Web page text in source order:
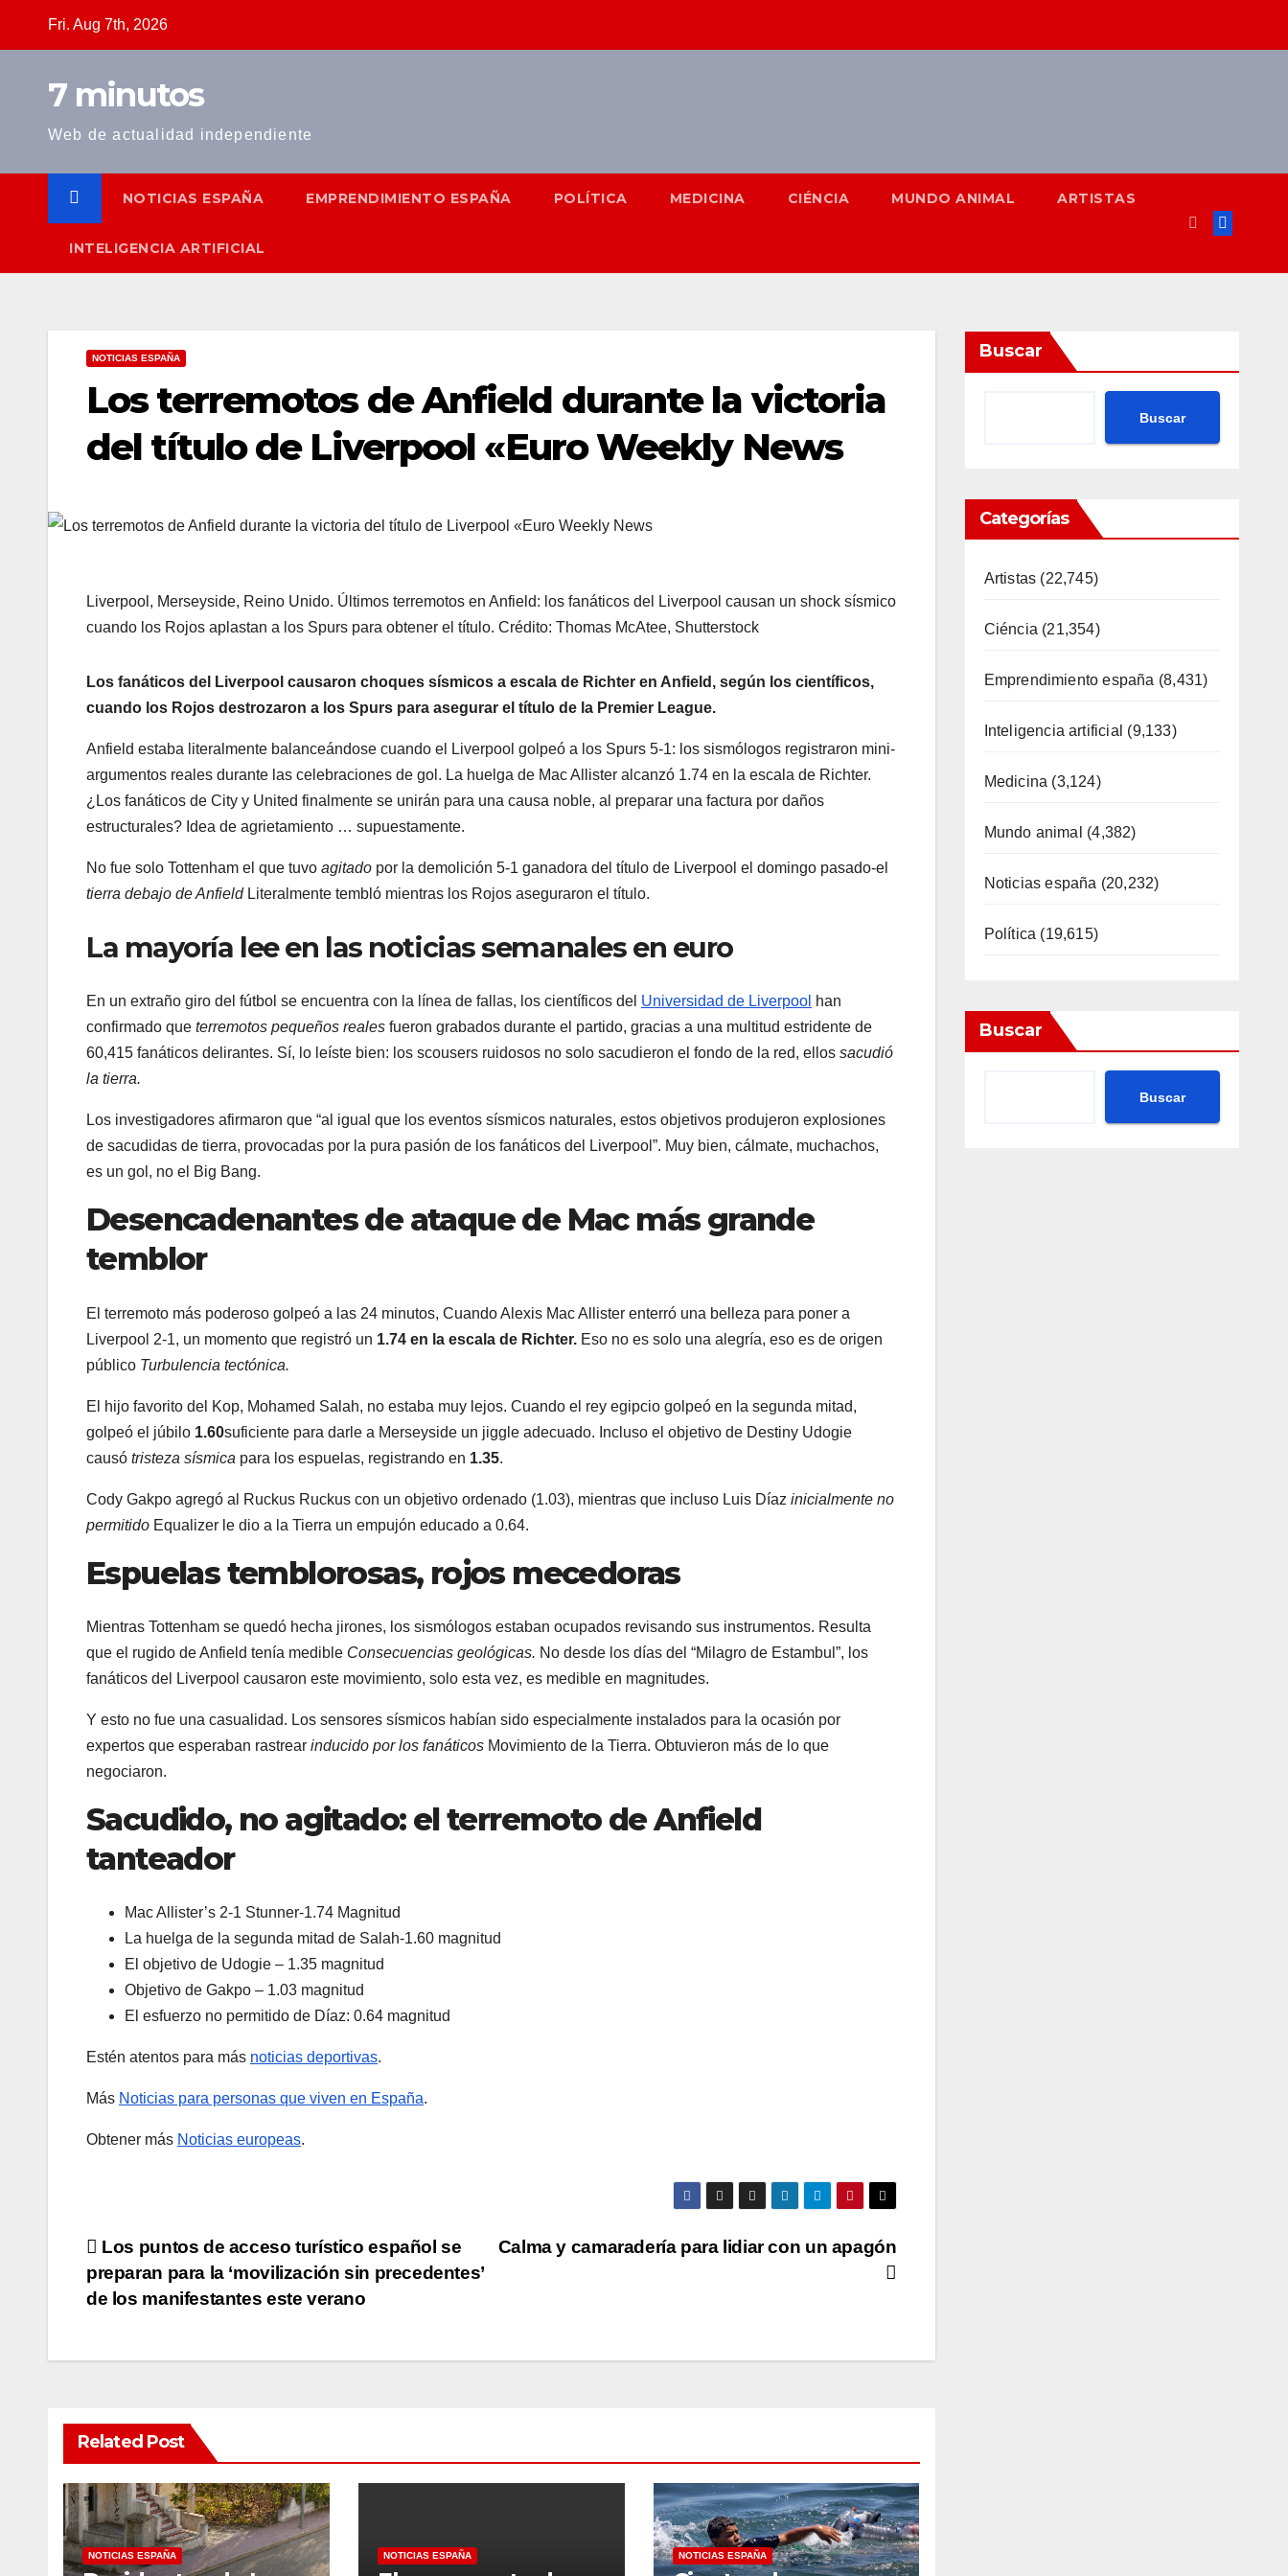
Fri. Aug 7th, 2026
7 minutos
Web de actualidad independiente
NOTICIAS ESPAÑA EMPRENDIMIENTO ESPAÑA POLÍTICA MEDICINA CIÉNCIA MUNDO ANIMAL ARTISTAS
INTELIGENCIA ARTIFICIAL
NOTICIAS ESPAÑA
Los terremotos de Anfield durante la victoria
del título de Liverpool «Euro Weekly News
Liverpool, Merseyside, Reino Unido. Últimos terremotos en Anfield: los fanáticos del Liverpool causan un shock sísmico
cuando los Rojos aplastan a los Spurs para obtener el título. Crédito: Thomas McAtee, Shutterstock
Los fanáticos del Liverpool causaron choques sísmicos a escala de Richter en Anfield, según los científicos,
cuando los Rojos destrozaron a los Spurs para asegurar el título de la Premier League.
Anfield estaba literalmente balanceándose cuando el Liverpool golpeó a los Spurs 5-1: los sismólogos registraron mini-
argumentos reales durante las celebraciones de gol. La huelga de Mac Allister alcanzó 1.74 en la escala de Richter.
¿Los fanáticos de City y United finalmente se unirán para una causa noble, al preparar una factura por daños
estructurales? Idea de agrietamiento … supuestamente.
No fue solo Tottenham el que tuvo agitado por la demolición 5-1 ganadora del título de Liverpool el domingo pasado-el
tierra debajo de AnfieldLiteralmente tembló mientras los Rojos aseguraron el título.
La mayoría lee en las noticias semanales en euro
En un extraño giro del fútbol se encuentra con la línea de fallas, los científicos del Universidad de Liverpool han
confirmado que terremotos pequeños reales fueron grabados durante el partido, gracias a una multitud estridente de
60,415 fanáticos delirantes. Sí, lo leíste bien: los scousers ruidosos no solo sacudieron el fondo de la red, ellos sacudió
la tierra.
Los investigadores afirmaron que “al igual que los eventos sísmicos naturales, estos objetivos produjeron explosiones
de sacudidas de tierra, provocadas por la pura pasión de los fanáticos del Liverpool”. Muy bien, cálmate, muchachos,
es un gol, no el Big Bang.
Desencadenantes de ataque de Mac más grande
temblor
El terremoto más poderoso golpeó a las 24 minutos, Cuando Alexis Mac Allister enterró una belleza para poner a
Liverpool 2-1, un momento que registró un 1.74 en la escala de Richter. Eso no es solo una alegría, eso es de origen
público Turbulencia tectónica.
El hijo favorito del Kop, Mohamed Salah, no estaba muy lejos. Cuando el rey egipcio golpeó en la segunda mitad,
golpeó el júbilo 1.60suficiente para darle a Merseyside un jiggle adecuado. Incluso el objetivo de Destiny Udogie
causó tristeza sísmica para los espuelas, registrando en 1.35.
Cody Gakpo agregó al Ruckus Ruckus con un objetivo ordenado (1.03), mientras que incluso Luis Díaz inicialmente no
permitido Equalizer le dio a la Tierra un empujón educado a 0.64.
Espuelas temblorosas, rojos mecedoras
Mientras Tottenham se quedó hecha jirones, los sismólogos estaban ocupados revisando sus instrumentos. Resulta
que el rugido de Anfield tenía medible Consecuencias geológicas. No desde los días del “Milagro de Estambul”, los
fanáticos del Liverpool causaron este movimiento, solo esta vez, es medible en magnitudes.
Y esto no fue una casualidad. Los sensores sísmicos habían sido especialmente instalados para la ocasión por
expertos que esperaban rastrear inducido por los fanáticos Movimiento de la Tierra. Obtuvieron más de lo que
negociaron.
Sacudido, no agitado: el terremoto de Anfield
tanteador
Mac Allister’s 2-1 Stunner-1.74 Magnitud
La huelga de la segunda mitad de Salah-1.60 magnitud
El objetivo de Udogie – 1.35 magnitud
Objetivo de Gakpo – 1.03 magnitud
El esfuerzo no permitido de Díaz: 0.64 magnitud
Estén atentos para más noticias deportivas.
Más Noticias para personas que viven en España.
Obtener más Noticias europeas.
Post
navigation
Calma y camaradería para lidiar con un apagón
Los puntos de acceso turístico español se
preparan para la ‘movilización sin precedentes’
de los manifestantes este verano
Related Post
NOTICIAS ESPAÑA NOTICIAS ESPAÑA NOTICIAS ESPAÑA
Buscar
Buscar
Categorías
Artistas (22,745)
Ciéncia (21,354)
Emprendimiento españa (8,431)
Inteligencia artificial (9,133)
Medicina (3,124)
Mundo animal (4,382)
Noticias españa (20,232)
Política (19,615)
Buscar
Buscar